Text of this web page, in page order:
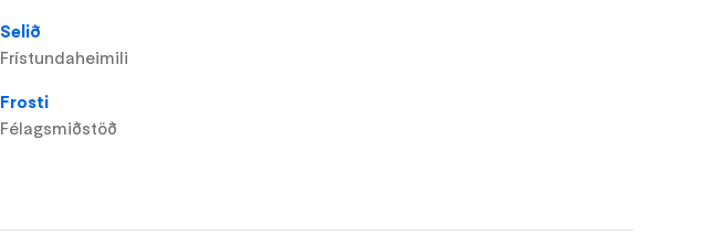
Selið
Frístundaheimili
Frosti
Félagsmiðstöð